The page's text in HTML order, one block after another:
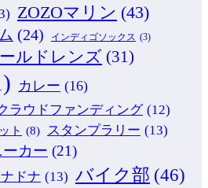
ZOZOマリン (43)
(24) インディゴソックス (3)
ルドレンズ (31)
カレー (16)
ラウドファンディング (12)
ト (8) スタンプラリー (13)
ーカー (21)
ナドナ (13) バイク部 (46)